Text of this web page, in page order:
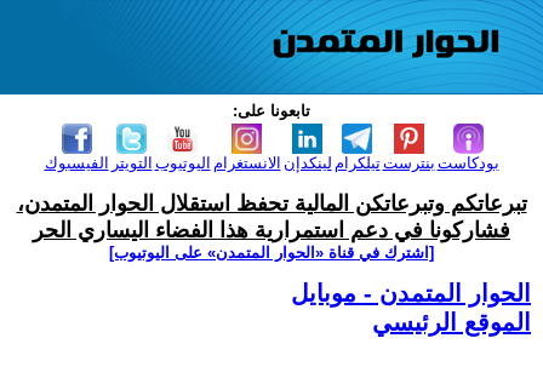
تابعونا على:
الفيسبوك التويتر اليوتيوب الانستغرام لينكدإن تيلكرامبنترست بودكاست
تبرعاتكم وتبرعاتكن المالية تحفظ استقلال الحوار المتمدن،
فشاركونا في دعم استمرارية هذا الفضاء اليساري الحر
[اشترك في قناة ‫«الحوار المتمدن» على اليوتيوب]
الحوار المتمدن - موبايل
الموقع الرئيسي